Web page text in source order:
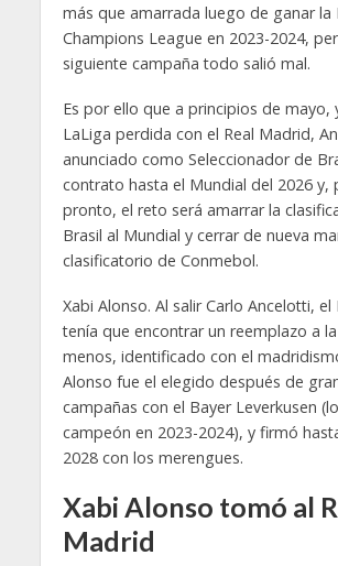
más que amarrada luego de ganar la
Champions League en 2023-2024,
siguiente campaña todo salió mal.
Es por ello que a principios de mayo,
LaLiga perdida con el Real Madrid,
anunciado como Seleccionador de
contrato hasta el Mundial del 2026 y,
pronto, el reto será amarrar la
Brasil al Mundial y cerrar de nueva
clasificatorio de Conmebol.
Xabi Alonso. Al salir Carlo Ancelotti, el
tenía que encontrar un reemplazo a
menos, identificado con el
Alonso fue el elegido después de
campañas con el Bayer Leverkusen
campeón en 2023-2024), y firmó
2028 con los merengues.
Xabi Alonso tomó al
Madrid